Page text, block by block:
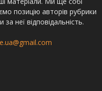
позицію авторів рубрики
неї відповідальність.